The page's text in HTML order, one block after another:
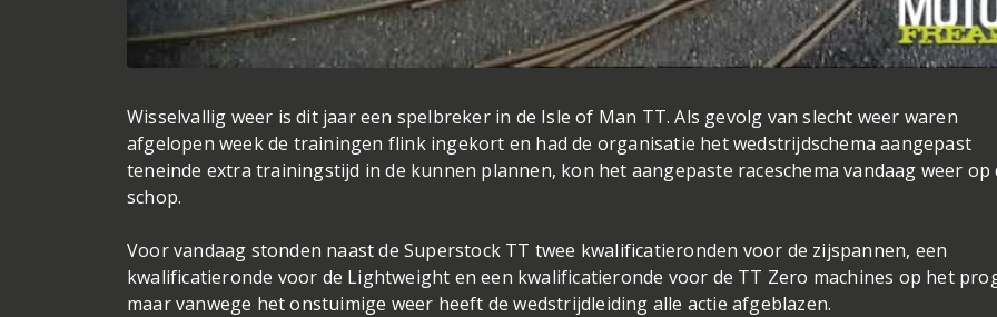
Wisselvallig weer is dit jaar een spelbreker in de Isle of Man TT. Als gevolg van slecht weer waren
afgelopen week de trainingen flink ingekort en had de organisatie het wedstrijdschema aangepast
teneinde extra trainingstijd in de kunnen plannen, kon het aangepaste raceschema vandaag weer op
schop.
Voor vandaag stonden naast de Superstock TT twee kwalificatieronden voor de zijspannen, een
kwalificatieronde voor de Lightweight en een kwalificatieronde voor de TT Zero machines op het
maar vanwege het onstuimige weer heeft de wedstrijdleiding alle actie afgeblazen.